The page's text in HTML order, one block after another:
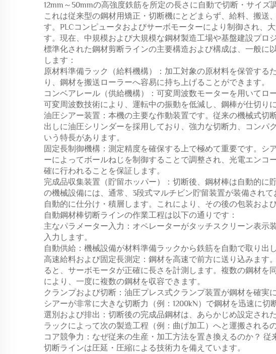
12mm～50mmの高強度鉄筋を所定の長さに自動で切断・サイズ
これは従来型の鋼材用矯正・切断機にとどまらず、給料、搬
す。PLCコンピュータおよびサーボモーターにより制御され、
す。現在、中規模および大規模な鋼材製造工場や基盤建設プロ
標準化された鋼材剪断ラインの主要構造および構成は、一般に
します：
原材料準備ラック（給料機構）：加工対象の原材料を保管する
り、鋼材を搬送ローラーへ容易に持ち上げることができます。
コンベアレール（供給機構）：可変周波数モーターを用いてロ
可変周波数技術により、運転中の振動を低減し、鋼棒が仕切り
油圧シアー装置：本機の主要な作動装置です。従来の機械式切
出しに油圧シリンダーを採用しており、強力な切断力、コンパ
いう特長があります。
固定長制御機構：測定精度を確保する上で極めて重要です。シ
ーによってボールねじを制御することで調整され、光電エンコ
確に行われることを保証します。
完成品収集装置（貯留ホッパー）：切断後、鋼材棒は自動的に
の機械設備には、通常、3段式マルチビン貯留装置が装備され
自動的に仕分け・積層します。これにより、その後の包装およ
自動鋼材棒切断ラインの作業工程は以下の通りです：
主なパラメーター入力：オペレーターがタッチスクリーン表示
入力します。
自動供給：機械設備が材料準備ラックから鉄筋を自動で取り出
高速給料および固定長測定：鋼材を高速で前方に送り込みます
ると、サーボモータが正確に長さを計測します。複数の鋼材を
により、一度に複数の鋼材を収容できます。
クランプおよび切断：油圧プレス式クランプ装置が鋼材を確
シアーが非常に大きな切断力（例：1200kN）で鋼材を迅速に切
選別および排出：切断後の完成品鋼材は、あらかじめ設定され
ラックによって次の製造工程（例：曲げ加工）へと運搬される
コア競争力：なぜ従来の生産・加工方法を置き換えるのか？
切断ラインは圧延・圧縮による技術力を備えています。